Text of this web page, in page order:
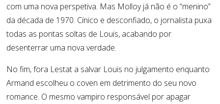
com uma nova perspetiva. Mas Molloy já não é o “menino”
da década de 1970. Cínico e desconfiado, o jornalista puxa
todas as pontas soltas de Louis, acabando por
desenterrar uma nova verdade.
No fim, fora Lestat a salvar Louis no julgamento enquanto
Armand escolheu o coven em detrimento do seu novo
romance. O mesmo vampiro responsável por apagar